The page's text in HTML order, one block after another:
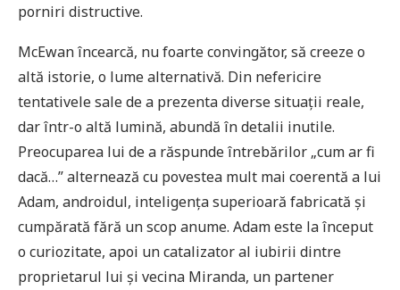
porniri distructive.
McEwan încearcă, nu foarte convingător, să creeze o
altă istorie, o lume alternativă. Din nefericire
tentativele sale de a prezenta diverse situații reale,
dar într-o altă lumină, abundă în detalii inutile.
Preocuparea lui de a răspunde întrebărilor „cum ar fi
dacă…” alternează cu povestea mult mai coerentă a lui
Adam, androidul, inteligența superioară fabricată și
cumpărată fără un scop anume. Adam este la început
o curiozitate, apoi un catalizator al iubirii dintre
proprietarul lui și vecina Miranda, un partener